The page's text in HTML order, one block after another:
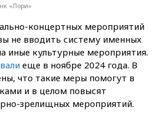
«Лори»
концертных мероприятий
не вводить систему именных
иные культурные мероприятия.
еще в ноябре 2024 года. В
что такие меры помогут в
и в целом повысят
зрелищных мероприятий.